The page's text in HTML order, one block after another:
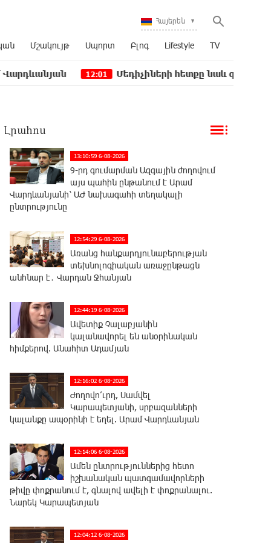
Հայերեն
Մշակույթ Սպորտ Բլոգ Lifestyle TV
12:01 Մեդիչիների հետքը նաև գինեգործության
Լրահոս
13:10:59 6-08-2026
9-րդ գումարման Ազգային ժողովում
այս պահին ընթանում է Արամ
Վարդևանյանի՝ ԱԺ նախագահի տեղակալի
ընտրությունը
12:54:29 6-08-2026
Առանց հանքարդյունաբերության
տեխնոլոգիական առաջընթացն
անհնար է․ Վարդան Ջհանյան
12:44:19 6-08-2026
Ավետիք Չալաբյանին
կալանավորել են անօրինական
հիմքերով. Անահիտ Ադամյան
12:16:02 6-08-2026
Ժողովո՛ւրդ, Սամվել
Կարապետյանի, սրբազանների
կալանքը ապօրինի է եղել. Արամ Վարդևանյան
12:14:06 6-08-2026
Ամեն ընտրություններից հետո
իշխանական պատգամավորների
թիվը փոքրանում է, գնալով ավելի է փոքրանալու.
Նարեկ Կարապետյան
12:04:12 6-08-2026